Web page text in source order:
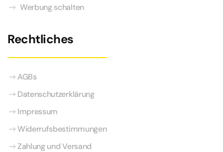
Werbung schalten
Rechtliches
AGBs
Datenschutzerklärung
Impressum
Widerrufsbestimmungen
Zahlung und Versand